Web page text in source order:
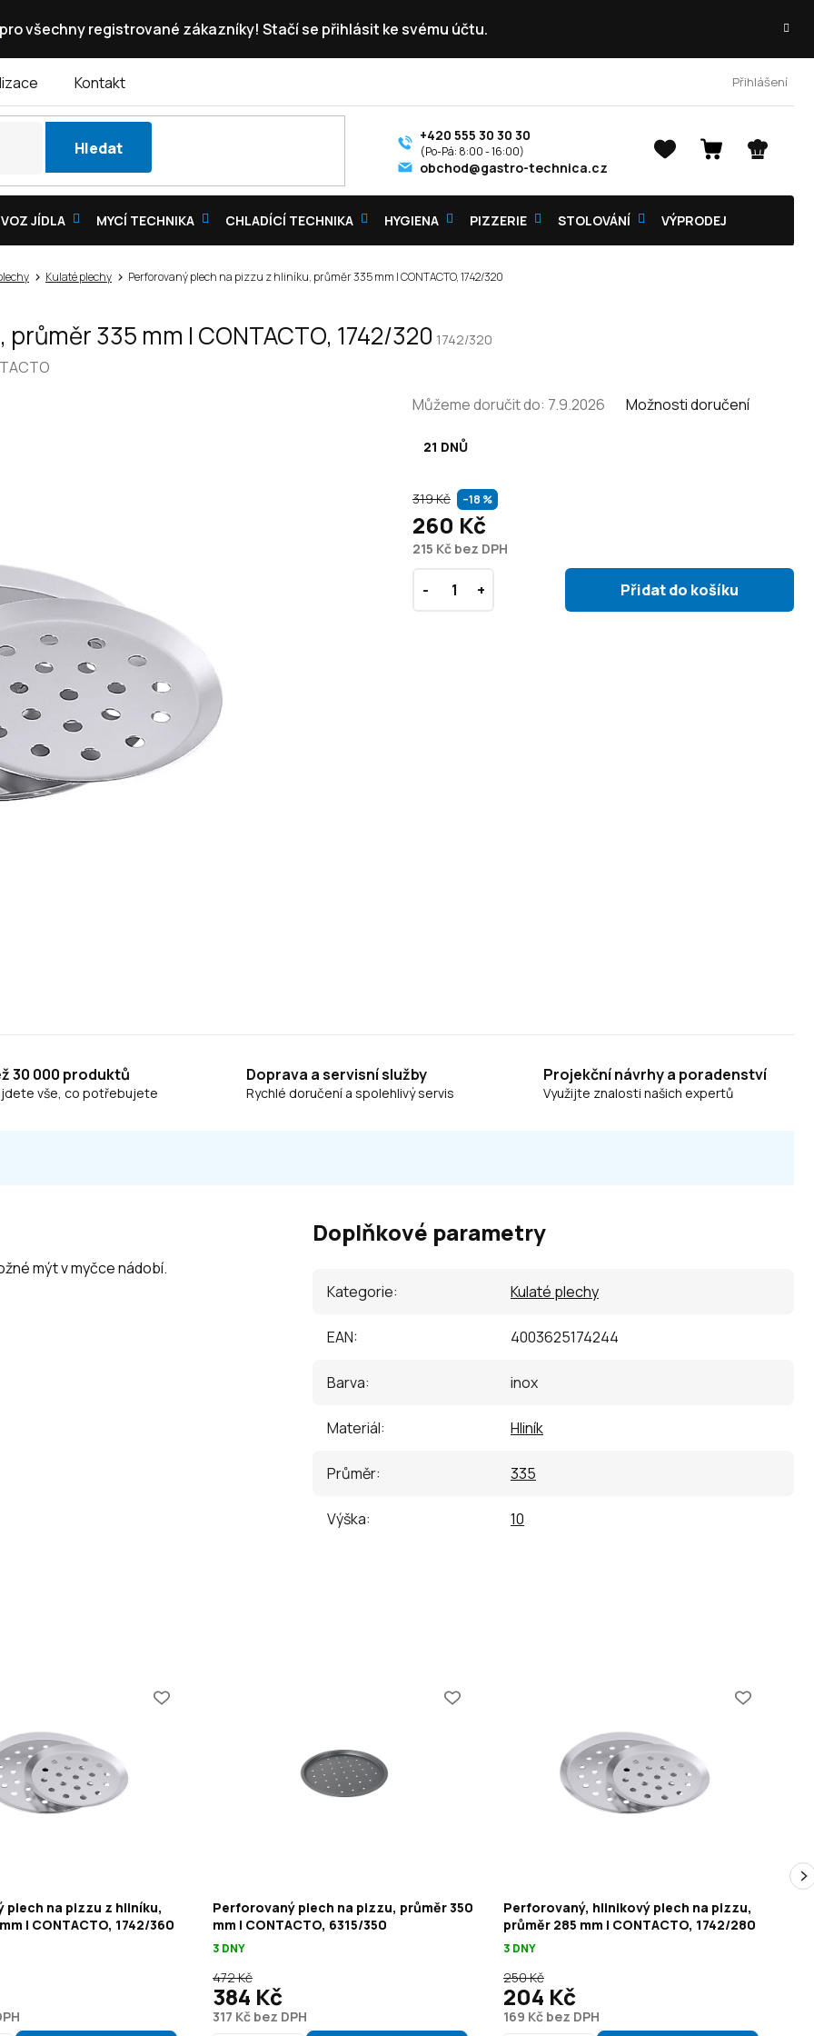
pro všechny registrované zákazníky! Stačí se přihlásit ke svému účtu.
Kontakt Přihlášení
Hledat
NÁKUPNÍ
+420 555 30 30 30
obchod@gastro-technica.cz
JÍDLA MYCÍ TECHNIKA CHLADÍCÍ TECHNIKA HYGIENA PIZZERIE STOLOVÁNÍ VÝPRODEJ
Kulaté plechy Perforovaný plech na pizzu z hliníku, průměr 335 mm | CONTACTO, 1742/320
335 mm | CONTACTO, 1742/320 1742/320
319 Kč –18 %
260 Kč
215 Kč bez DPH
21 DNŮ
Můžeme doručit do: 7.9.2026 Možnosti doručení
Přidat do košíku
30 000 produktů
vše, co potřebujete
Doprava a servisní služby
Rychlé doručení a spolehlivý servis
Projekční návrhy a poradenství
Využijte znalosti našich expertů
mýt v myčce nádobí.
Doplňkové parametry
Kategorie: Kulaté plechy
EAN: 4003625174244
Barva: inox
Materiál: Hliník
Průměr: 335
Výška:
10
plech na pizzu z hliníku,
| CONTACTO, 1742/360
Perforovaný plech na pizzu, průměr 350
mm | CONTACTO, 6315/350
3 DNY
317 Kč bez DPH
472 Kč
384 Kč
Perforovaný, hlinikový plech na pizzu,
průměr 285 mm | CONTACTO, 1742/280
3 DNY
169 Kč bez DPH
250 Kč
204 Kč